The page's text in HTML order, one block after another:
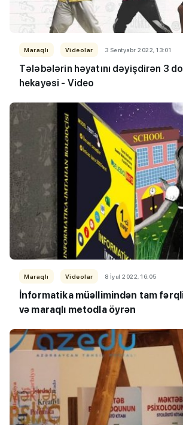
Maraqlı Videolar 3 Sentyabr 2022, 13:01
Tələbələrin həyatını dəyişdirən 3
hekayəsi - Video
Maraqlı Videolar 8 İyul 2022, 16:05
İnformatika müəllimindən tam
və maraqlı metodla öyrən